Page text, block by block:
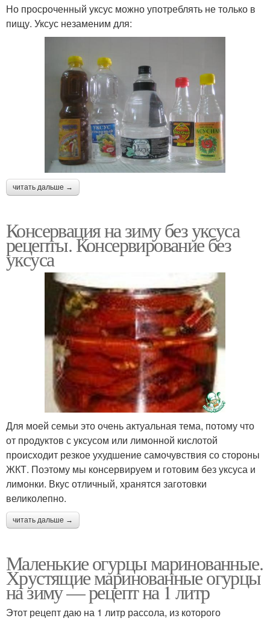
Но просроченный уксус можно употреблять не только в
пищу. Уксус незаменим для:
читать дальше →
Консервация на зиму без уксуса
рецепты. Консервирование без
уксуса
Для моей семьи это очень актуальная тема, потому что
от продуктов с уксусом или лимонной кислотой
происходит резкое ухудшение самочувствия со стороны
ЖКТ. Поэтому мы консервируем и готовим без уксуса и
лимонки. Вкус отличный, хранятся заготовки
великолепно.
читать дальше →
Маленькие огурцы маринованные.
Хрустящие маринованные огурцы
на зиму — рецепт на 1 литр
Этот рецепт даю на 1 литр рассола, из которого